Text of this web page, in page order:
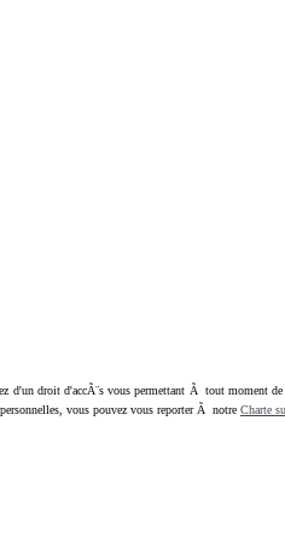
droit d'accÃ¨s vous permettant Ã tout moment
vous pouvez vous reporter Ã notre Charte